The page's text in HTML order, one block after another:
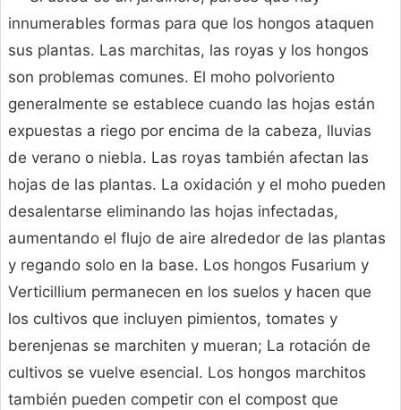
innumerables formas para que los hongos ataquen
sus plantas. Las marchitas, las royas y los hongos
son problemas comunes. El moho polvoriento
generalmente se establece cuando las hojas están
expuestas a riego por encima de la cabeza, lluvias
de verano o niebla. Las royas también afectan las
hojas de las plantas. La oxidación y el moho pueden
desalentarse eliminando las hojas infectadas,
aumentando el flujo de aire alrededor de las plantas
y regando solo en la base. Los hongos Fusarium y
Verticillium permanecen en los suelos y hacen que
los cultivos que incluyen pimientos, tomates y
berenjenas se marchiten y mueran; La rotación de
cultivos se vuelve esencial. Los hongos marchitos
también pueden competir con el compost que